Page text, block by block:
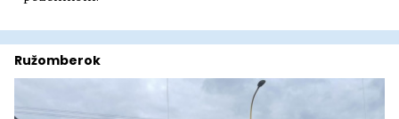
Ružomberok